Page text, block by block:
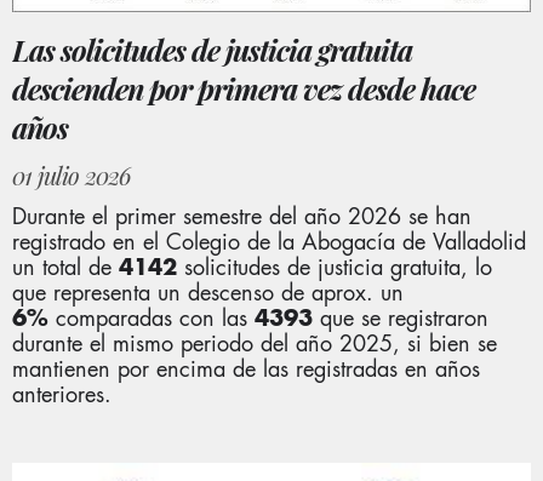
Las solicitudes de justicia gratuita
descienden por primera vez desde hace
años
01 julio 2026
Durante el primer semestre del año 2026 se han
registrado en el Colegio de la Abogacía de Valladolid
un total de 4142 solicitudes de justicia gratuita, lo
que representa un descenso de aprox. un
6% comparadas con las 4393 que se registraron
durante el mismo periodo del año 2025, si bien se
mantienen por encima de las registradas en años
anteriores.